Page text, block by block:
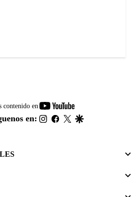
contenido en
youtube-
footer
en: instagram
facebook
twitter